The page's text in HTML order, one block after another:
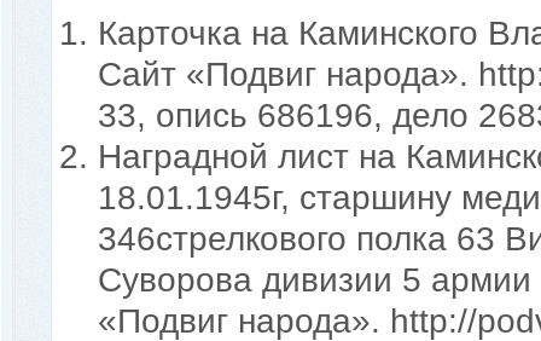
Карточка на Каминского
Сайт «Подвиг народа».
33, опись 686196, дело
Наградной лист на
18.01.1945г, старшину
346стрелкового полка 63
Суворова дивизии 5
«Подвиг народа». http://